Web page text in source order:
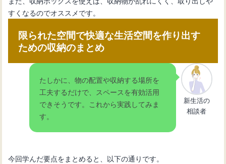
すくなるのでオススメです。
限られた空間で快適な生活空間を作り出す
ための収納のまとめ
たしかに、物の配置や収納する場所を
工夫するだけで、スペースを有効活用
できそうです。これから実践してみま
す。
新生活の
相談者
今回学んだ要点をまとめると、以下の通りです。